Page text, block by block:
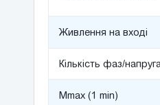
Живлення на вході
Кількість фаз/
Mmax (1 min)